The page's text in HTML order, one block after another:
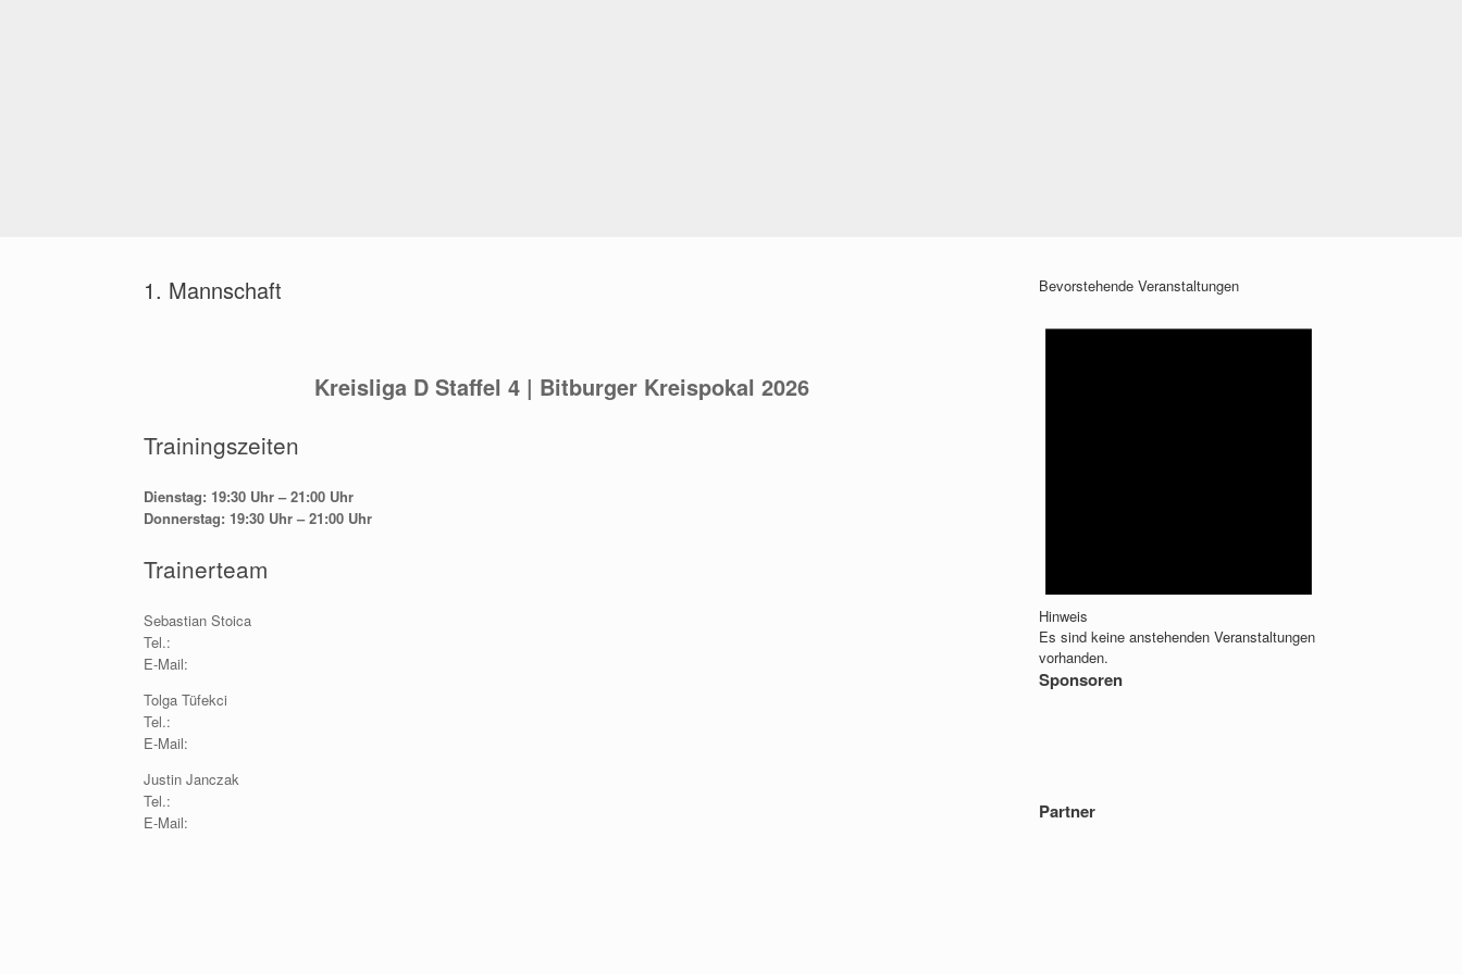
1. Mannschaft
Kreisliga D Staffel 4 | Bitburger Kreispokal 2026
Trainingszeiten
Dienstag: 19:30 Uhr – 21:00 Uhr
Donnerstag: 19:30 Uhr – 21:00 Uhr
Trainerteam
Sebastian Stoica
Tel.:
E-Mail:
Tolga Tüfekci
Tel.:
E-Mail:
Justin Janczak
Tel.:
E-Mail:
Bevorstehende Veranstaltungen
Hinweis
Es sind keine anstehenden Veranstaltungen
vorhanden.
Sponsoren
Partner